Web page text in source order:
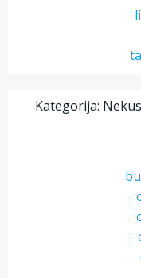
Kategorija: